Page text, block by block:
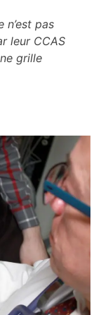
n’est pas
leur CCAS
grille